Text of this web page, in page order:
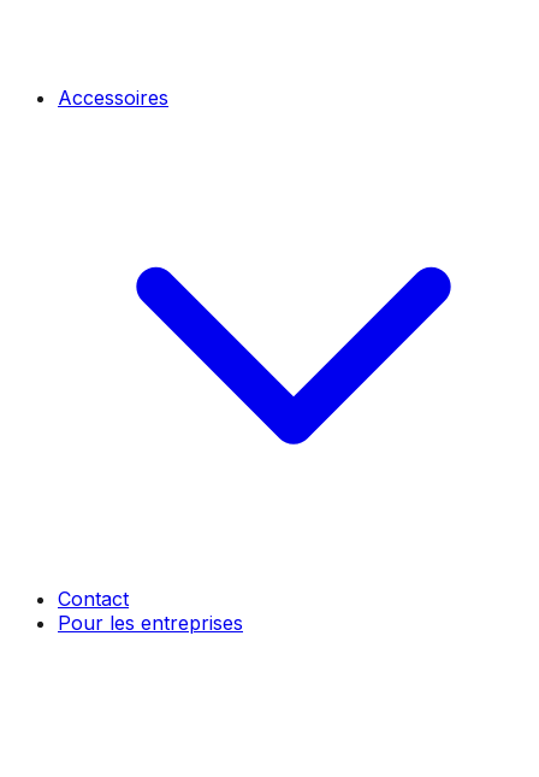
Accessoires
Contact
Pour les entreprises